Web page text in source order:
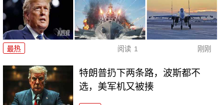
最热 阅读 1 刚刚
特朗普扔下两条路，波斯都不
选，美军机又被揍